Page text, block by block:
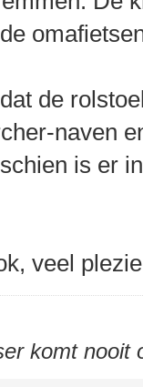
de
naven
is er
veel
komt nooit